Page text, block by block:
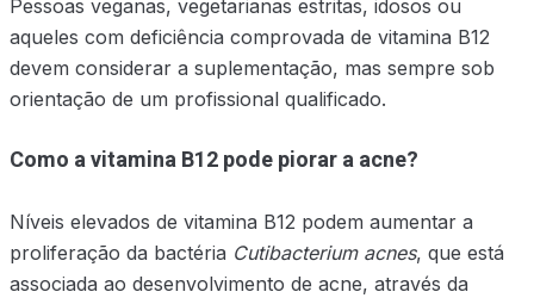
Pessoas veganas, vegetarianas estritas, idosos ou
aqueles com deficiência comprovada de vitamina B12
devem considerar a suplementação, mas sempre sob
orientação de um profissional qualificado.
Como a vitamina B12 pode piorar a acne?
Níveis elevados de vitamina B12 podem aumentar a
proliferação da bactéria Cutibacterium acnes, que está
associada ao desenvolvimento de acne, através da